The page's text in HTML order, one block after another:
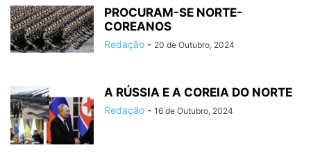
PROCURAM-SE NORTE-
COREANOS
Redação - 20 de Outubro, 2024
A RÚSSIA E A COREIA DO NORTE
Redação - 16 de Outubro, 2024